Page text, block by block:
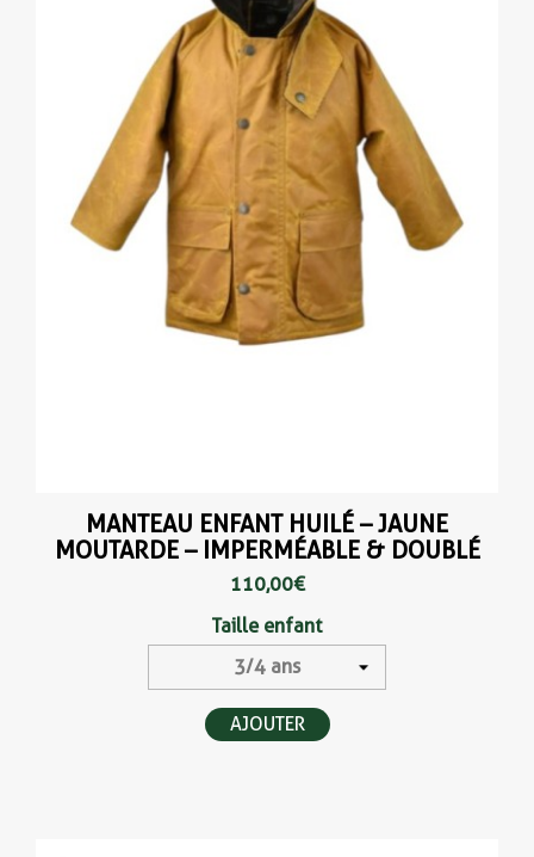
MANTEAU ENFANT HUILÉ – JAUNE
MOUTARDE – IMPERMÉABLE & DOUBLÉ
110,00 €
Taille enfant
AJOUTER